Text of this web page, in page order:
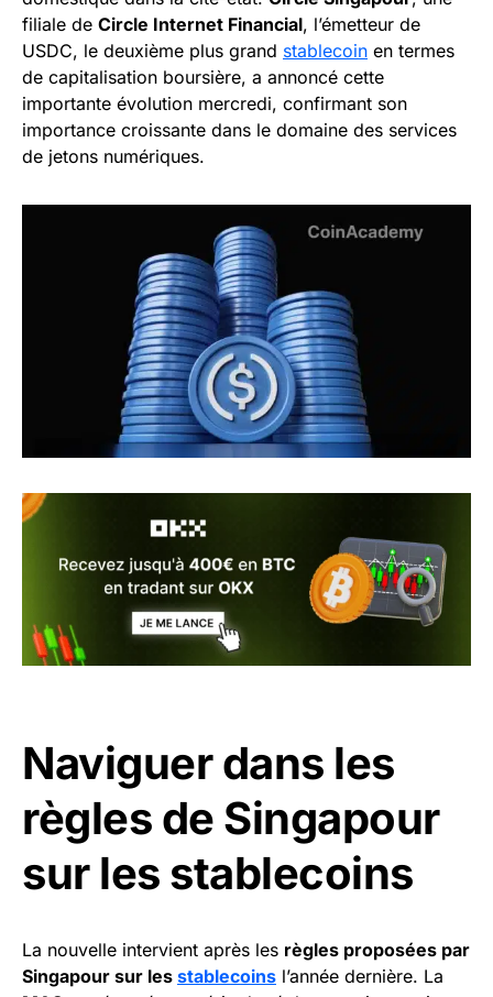
filiale de Circle Internet Financial, l’émetteur de
USDC, le deuxième plus grand stablecoin en termes
de capitalisation boursière, a annoncé cette
importante évolution mercredi, confirmant son
importance croissante dans le domaine des services
de jetons numériques.
Naviguer dans les
règles de Singapour
sur les stablecoins
La nouvelle intervient après les règles proposées par
Singapour sur les stablecoins l’année dernière. La